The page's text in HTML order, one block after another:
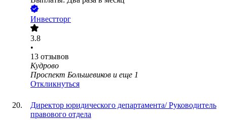
Инвестторг
3.8
•
13 отзывов
Кудрово
Проспект Большевиков и еще 1
Откликнуться
Директор юридического департамента/ Руководитель
правового отдела